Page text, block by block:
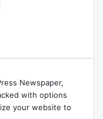
Newspaper,
with options
your website to